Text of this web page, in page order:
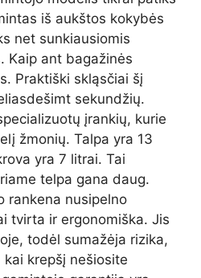
iš aukštos kokybės
net sunkiausiomis
Kaip ant bagažinės
Praktiški skląsčiai šį
sekundžių.
įrankių, kurie
žmonių. Talpa yra 13
yra 7 litrai. Tai
telpa gana daug.
rankena nusipelno
tvirta ir ergonomiška. Jis
todėl sumažėja rizika,
krepšį nešiosite